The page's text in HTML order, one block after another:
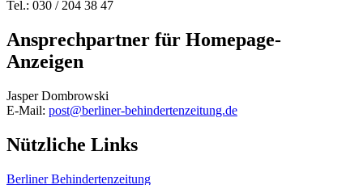
Tel.: 030 / 204 38 47
Ansprechpartner für Homepage-
Anzeigen
Jasper Dombrowski
E-Mail: post@berliner-behindertenzeitung.de
Nützliche Links
Berliner Behindertenzeitung